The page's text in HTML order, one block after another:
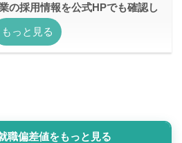
の採用情報を公式HPでも確認し
職偏差値をもっと見る